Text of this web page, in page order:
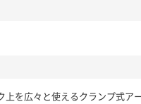
上を広々と使えるクランプ式ア